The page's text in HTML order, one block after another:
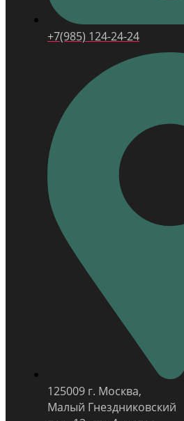
+7(985) 124-24-24
125009 г. Москва,
Малый Гнездниковский